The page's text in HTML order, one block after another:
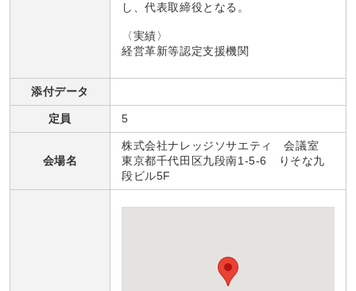
し、代表取締役となる。
〈実績〉
経営革新等認定支援機関
添付データ
定員 5
会場名
株式会社ナレッジソサエティ 会議室
東京都千代田区九段南1-5-6 りそな九
段ビル5F